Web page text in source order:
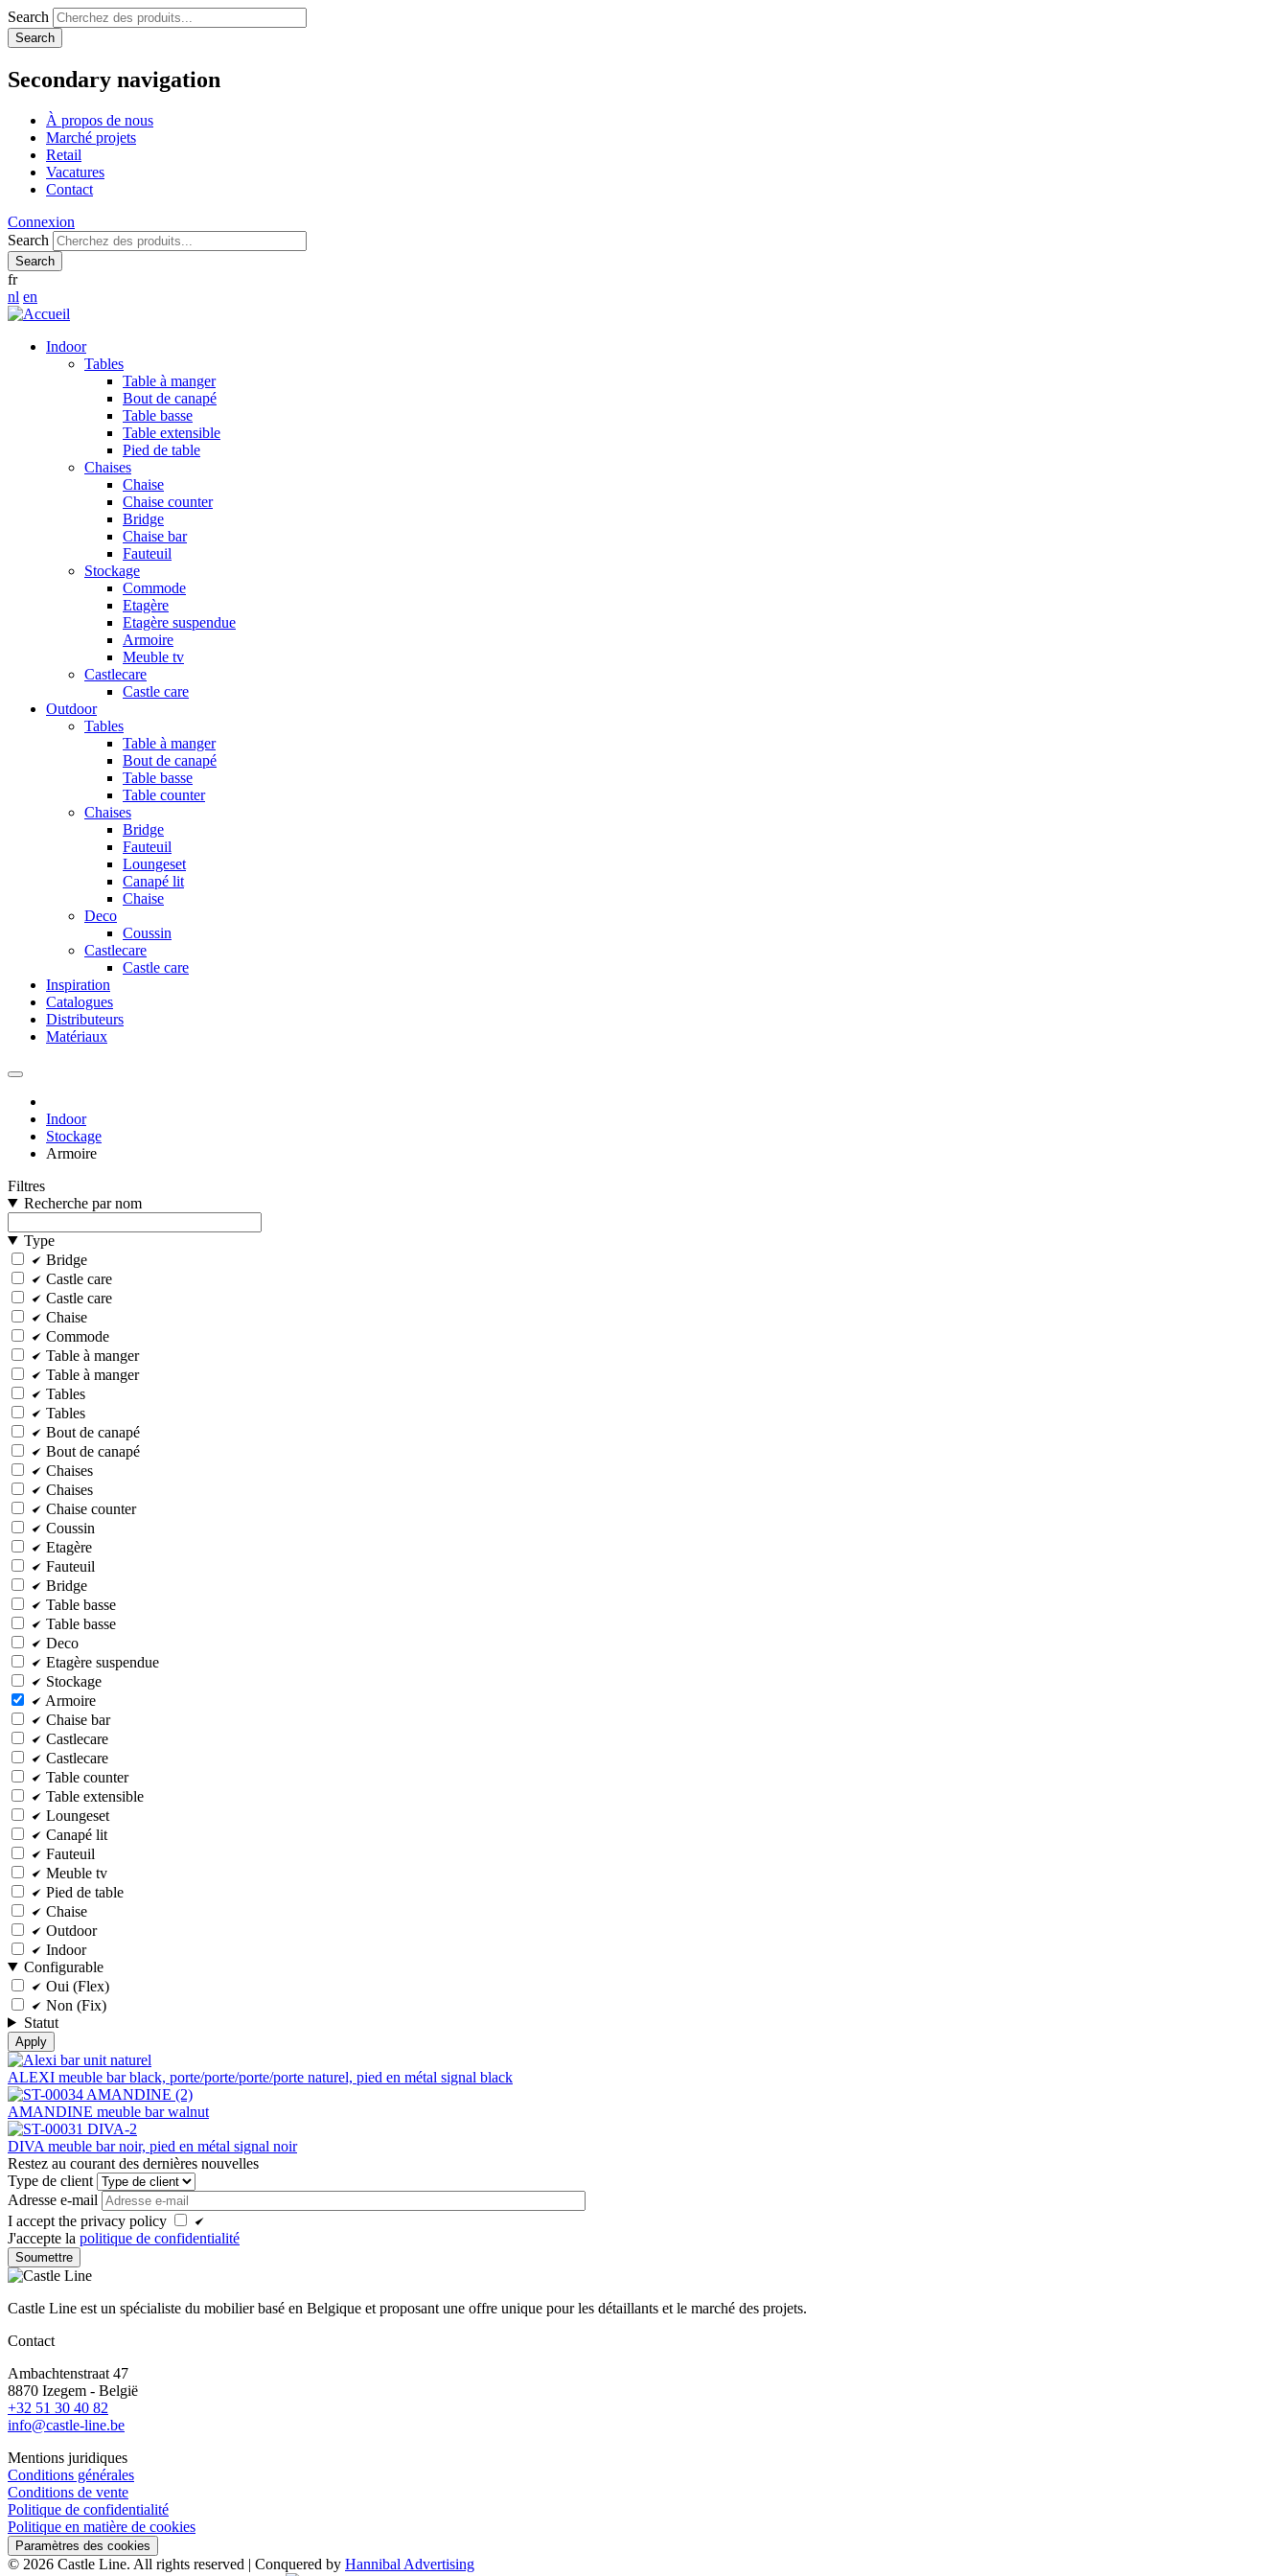
Search
Secondary navigation
À propos de nous
Marché projets
Retail
Vacatures
Contact
Connexion
Search
fr
nl en
Indoor
Tables
Table à manger
Bout de canapé
Table basse
Table extensible
Pied de table
Chaises
Chaise
Chaise counter
Bridge
Chaise bar
Fauteuil
Stockage
Commode
Etagère
Etagère suspendue
Armoire
Meuble tv
Castlecare
Castle care
Outdoor
Tables
Table à manger
Bout de canapé
Table basse
Table counter
Chaises
Bridge
Fauteuil
Loungeset
Canapé lit
Chaise
Deco
Coussin
Castlecare
Castle care
Inspiration
Catalogues
Distributeurs
Matériaux
Indoor
Stockage
Armoire
Filtres
Recherche par nom
Type
Bridge
Castle care
Castle care
Chaise
Commode
Table à manger
Table à manger
Tables
Tables
Bout de canapé
Bout de canapé
Chaises
Chaises
Chaise counter
Coussin
Etagère
Fauteuil
Bridge
Table basse
Table basse
Deco
Etagère suspendue
Stockage
Armoire
Chaise bar
Castlecare
Castlecare
Table counter
Table extensible
Loungeset
Canapé lit
Fauteuil
Meuble tv
Pied de table
Chaise
Outdoor
Indoor
Configurable
Oui (Flex)
Non (Fix)
Statut
ALEXI meuble bar black, porte/porte/porte/porte naturel, pied en métal signal black
AMANDINE meuble bar walnut
DIVA meuble bar noir, pied en métal signal noir
Restez au courant des dernières nouvelles
Type de client
Adresse e-mail
I accept the privacy policy
J'accepte la politique de confidentialité
Castle Line est un spécialiste du mobilier basé en Belgique et proposant une offre unique pour les détaillants et le marché des projets.
Contact
Ambachtenstraat 47
8870 Izegem - België
+32 51 30 40 82
info@castle-line.be
Mentions juridiques
Conditions générales
Conditions de vente
Politique de confidentialité
Politique en matière de cookies
Paramètres des cookies
© 2026 Castle Line. All rights reserved | Conquered by Hannibal Advertising